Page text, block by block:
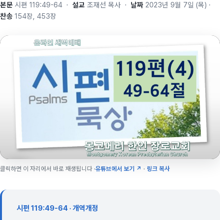
본문 시편 119:49-64 · 설교 조재선 목사 · 날짜 2023년 9월 7일 (목) ·
찬송 154장, 453장
클릭하면 이 자리에서 바로 재생됩니다 ·유튜브에서 보기 ↗ · 링크 복사
시편 119:49-64 · 개역개정